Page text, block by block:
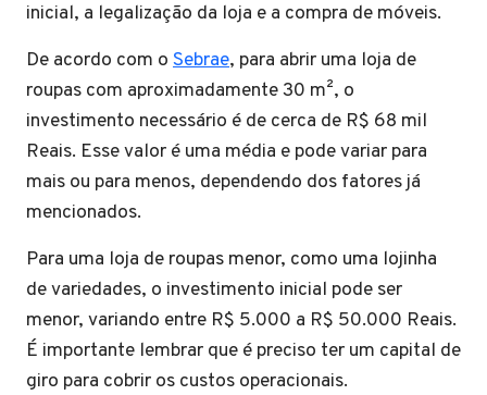
inicial, a legalização da loja e a compra de móveis.
De acordo com o Sebrae, para abrir uma loja de
roupas com aproximadamente 30 m², o
investimento necessário é de cerca de R$ 68 mil
Reais. Esse valor é uma média e pode variar para
mais ou para menos, dependendo dos fatores já
mencionados.
Para uma loja de roupas menor, como uma lojinha
de variedades, o investimento inicial pode ser
menor, variando entre R$ 5.000 a R$ 50.000 Reais.
É importante lembrar que é preciso ter um capital de
giro para cobrir os custos operacionais.